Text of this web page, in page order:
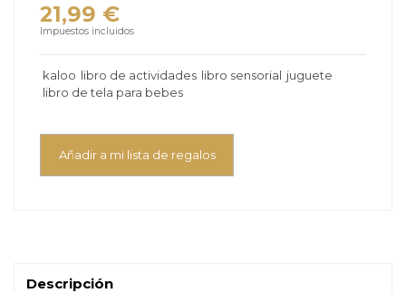
21,99 €
Impuestos incluidos
kaloo libro de actividades libro sensorial juguete
libro de tela para bebes
Añadir a mi lista de regalos
Descripción